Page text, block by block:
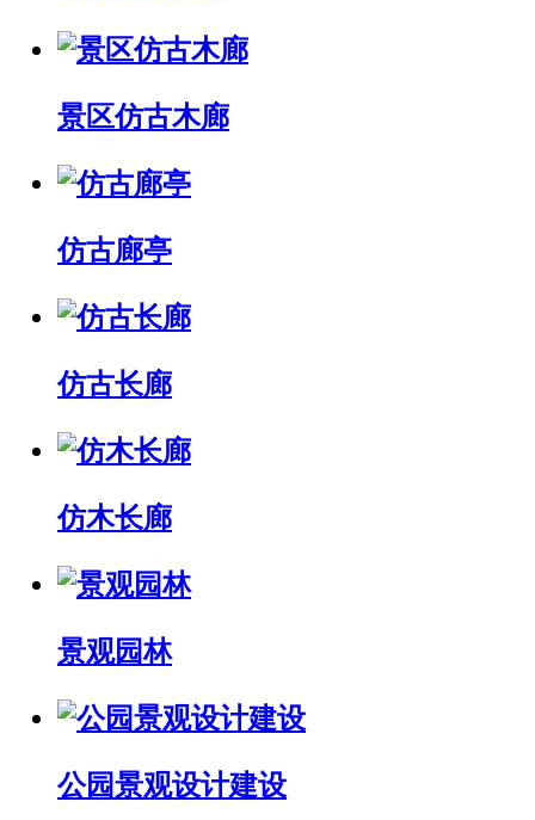
景区仿古木廊
仿古廊亭
仿古长廊
仿木长廊
景观园林
公园景观设计建设